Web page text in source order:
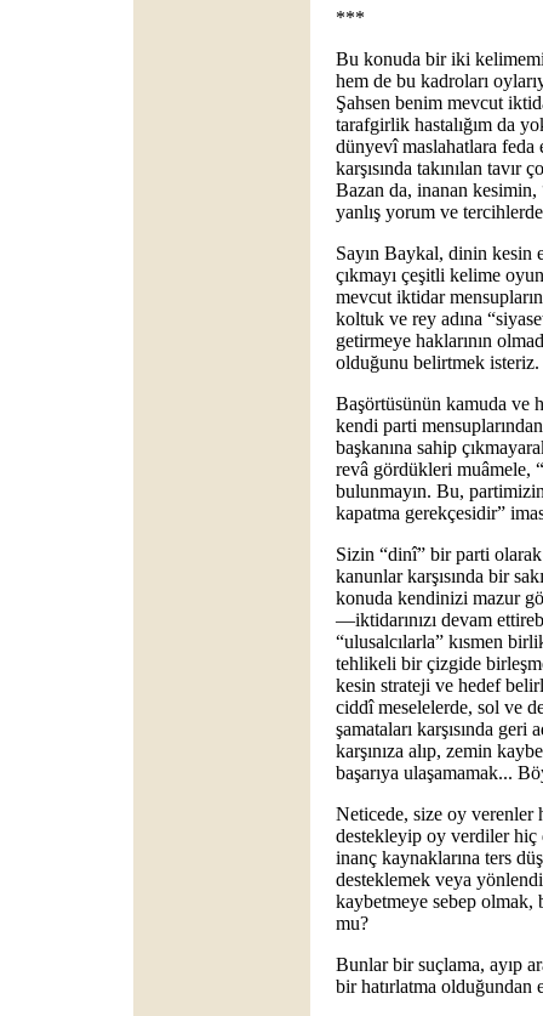
***
Bu konuda bir iki
hem de bu kadroları
Şahsen benim mevcut
tarafgirlik hastalığım da
dünyevî maslahatlara feda
karşısında takınılan
Bazan da, inanan
yanlış yorum ve
Sayın Baykal, dinin kesin
çıkmayı çeşitli kelime
mevcut iktidar
koltuk ve rey adına
getirmeye haklarının
olduğunu belirtmek isteriz.
Başörtüsünün kamuda ve
kendi parti
başkanına sahip
revâ gördükleri muâmele,
bulunmayın. Bu,
kapatma gerekçesidir”
Sizin “dinî” bir parti
kanunlar karşısında bir
konuda kendinizi mazur
—iktidarınızı devam
“ulusalcılarla” kısmen
tehlikeli bir çizgide
kesin strateji ve hedef
ciddî meselelerde, sol ve
şamataları karşısında geri
karşınıza alıp, zemin
başarıya ulaşamamak...
Neticede, size oy verenler
destekleyip oy verdiler hiç
inanç kaynaklarına ters
desteklemek veya
kaybetmeye sebep olmak,
mu?
Bunlar bir suçlama, ayıp
bir hatırlatma olduğundan